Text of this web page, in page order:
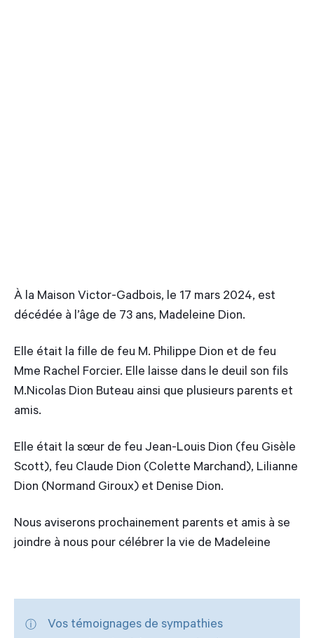
À la Maison Victor-Gadbois, le 17 mars 2024, est
décédée à l’âge de 73 ans, Madeleine Dion.
Elle était la fille de feu M. Philippe Dion et de feu
Mme Rachel Forcier. Elle laisse dans le deuil son fils
M.Nicolas Dion Buteau ainsi que plusieurs parents et
amis.
Elle était la sœur de feu Jean-Louis Dion (feu Gisèle
Scott), feu Claude Dion (Colette Marchand), Lilianne
Dion (Normand Giroux) et Denise Dion.
Nous aviserons prochainement parents et amis à se
joindre à nous pour célébrer la vie de Madeleine
Vos témoignages de sympathies